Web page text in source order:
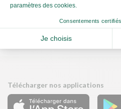
Télécharger nos applications